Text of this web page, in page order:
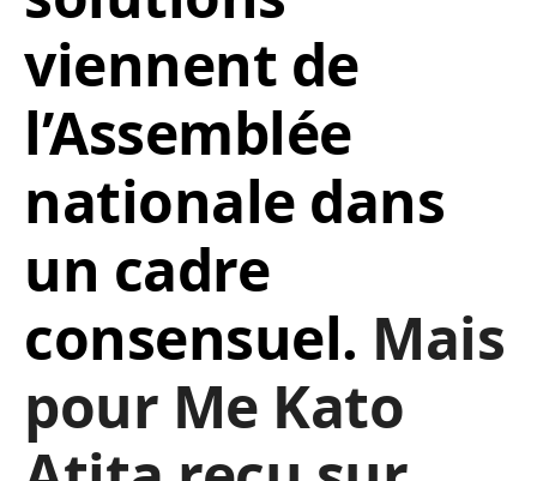
viennent de
l’Assemblée
nationale dans
un cadre
consensuel. Mais
pour Me Kato